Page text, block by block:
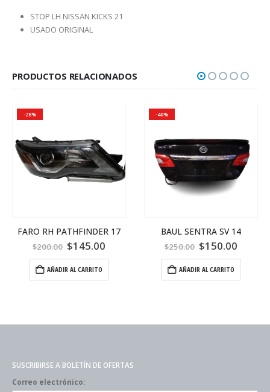
STOP LH NISSAN KICKS 21
USADO ORIGINAL
PRODUCTOS RELACIONADOS
-28%
FARO RH PATHFINDER 17
$200.00 $145.00
AÑADIR AL CARRITO
-40%
BAUL SENTRA SV 14
$250.00 $150.00
AÑADIR AL CARRITO
SUSCRIBIRSE A BOLETÍN DE OFERTAS
Correo electrónico: